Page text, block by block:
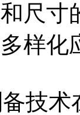
尺
样化
术